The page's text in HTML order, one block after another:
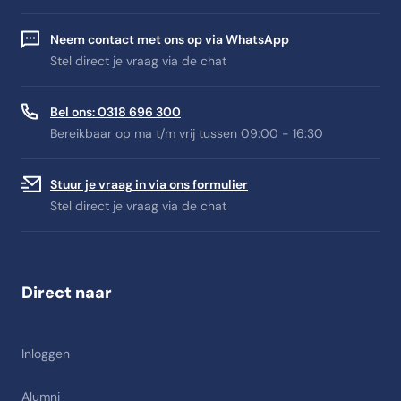
Neem contact met ons op via WhatsApp
Stel direct je vraag via de chat
Bel ons: 0318 696 300
Bereikbaar op ma t/m vrij tussen 09:00 - 16:30
Stuur je vraag in via ons formulier
Stel direct je vraag via de chat
Direct naar
Inloggen
Alumni